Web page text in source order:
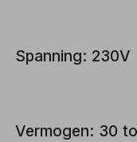
Spanning: 230V
Vermogen: 30